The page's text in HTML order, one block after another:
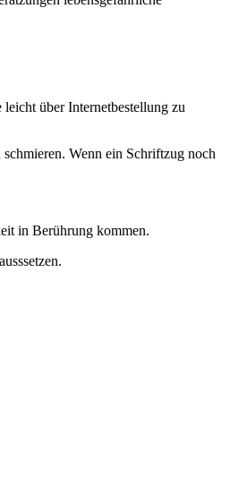
über Internetbestellung zu
Wenn ein Schriftzug noch
in Berührung kommen.